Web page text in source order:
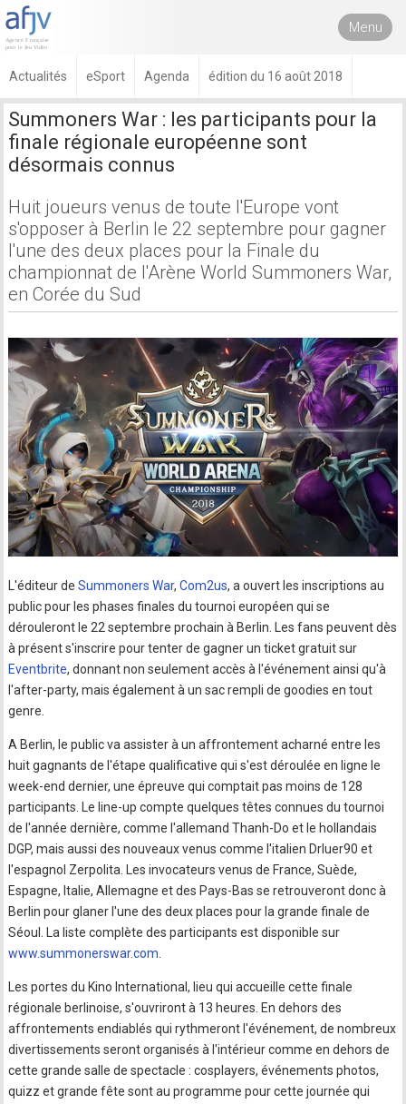
Menu
Actualités eSport Agenda édition du 16 août 2018
Summoners War : les participants pour la
finale régionale européenne sont
désormais connus
Huit joueurs venus de toute l'Europe vont
s'opposer à Berlin le 22 septembre pour gagner
l'une des deux places pour la Finale du
championnat de l'Arène World Summoners War,
en Corée du Sud
L'éditeur deSummoners War,Com2us, a ouvert les inscriptions au
public pour les phases finales du tournoi européen qui se
dérouleront le 22 septembre prochain à Berlin. Les fans peuvent dès
à présent s'inscrire pour tenter de gagner un ticket gratuit sur
Eventbrite, donnant non seulement accès à l'événement ainsi qu'à
l'after-party, mais également à un sac rempli de goodies en tout
genre.
A Berlin, le public va assister à un affrontement acharné entre les
huit gagnants de l'étape qualificative qui s'est déroulée en ligne le
week-end dernier, une épreuve qui comptait pas moins de 128
participants. Le line-up compte quelques têtes connues du tournoi
de l'année dernière, comme l'allemand Thanh-Do et le hollandais
DGP, mais aussi des nouveaux venus comme l'italien Drluer90 et
l'espagnol Zerpolita. Les invocateurs venus de France, Suède,
Espagne, Italie, Allemagne et des Pays-Bas se retrouveront donc à
Berlin pour glaner l'une des deux places pour la grande finale de
Séoul. La liste complète des participants est disponible sur
www.summonerswar.com.
Les portes du Kino International, lieu qui accueille cette finale
régionale berlinoise, s'ouvriront à 13 heures. En dehors des
affrontements endiablés qui rythmeront l'événement, de nombreux
divertissements seront organisés à l'intérieur comme en dehors de
cette grande salle de spectacle : cosplayers, événements photos,
quizz et grande fête sont au programme pour cette journée qui